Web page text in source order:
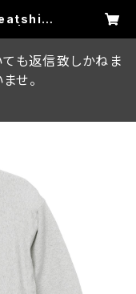
も返信致しかねま
せ。